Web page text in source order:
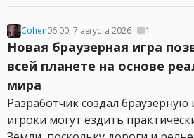
Cohen06:00, 7 августа 2026 1
Новая браузерная игра
всей планете на основе
мира
Разработчик создал браузерную
игроки могут ездить